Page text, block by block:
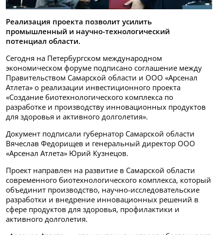
Реализация проекта позволит усилить
промышленный и научно-технологический
потенциал области.
Сегодня на Петербургском международном
экономическом форуме подписано соглашение между
Правительством Самарской области и ООО «Арсенал
Атлета» о реализации инвестиционного проекта
«Создание биотехнологического комплекса по
разработке и производству инновационных продуктов
для здоровья и активного долголетия».
Документ подписали губернатор Самарской области
Вячеслав Федорищев и генеральный директор ООО
«Арсенал Атлета» Юрий Кузнецов.
Проект направлен на развитие в Самарской области
современного биотехнологического комплекса, который
объединит производство, научно-исследовательские
разработки и внедрение инновационных решений в
сфере продуктов для здоровья, профилактики и
активного долголетия.